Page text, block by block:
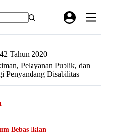
Tahun 2020
Pelayanan Publik, dan
Penyandang Disabilitas
Bebas Iklan